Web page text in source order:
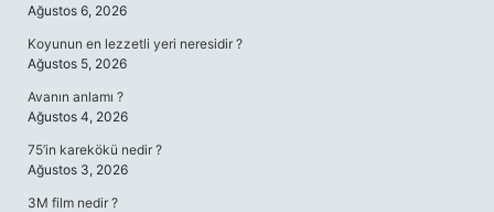
Ağustos 6, 2026
Koyunun en lezzetli yeri neresidir ?
Ağustos 5, 2026
Avanın anlamı ?
Ağustos 4, 2026
75’in karekökü nedir ?
Ağustos 3, 2026
3M film nedir ?